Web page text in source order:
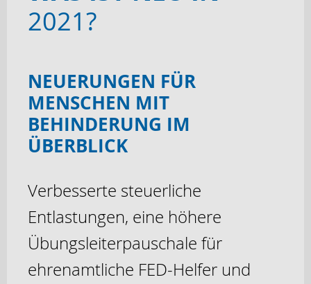
2021?
NEUERUNGEN FÜR
MENSCHEN MIT
BEHINDERUNG IM
ÜBERBLICK
Verbesserte steuerliche
Entlastungen, eine höhere
Übungsleiterpauschale für
ehrenamtliche FED-Helfer und